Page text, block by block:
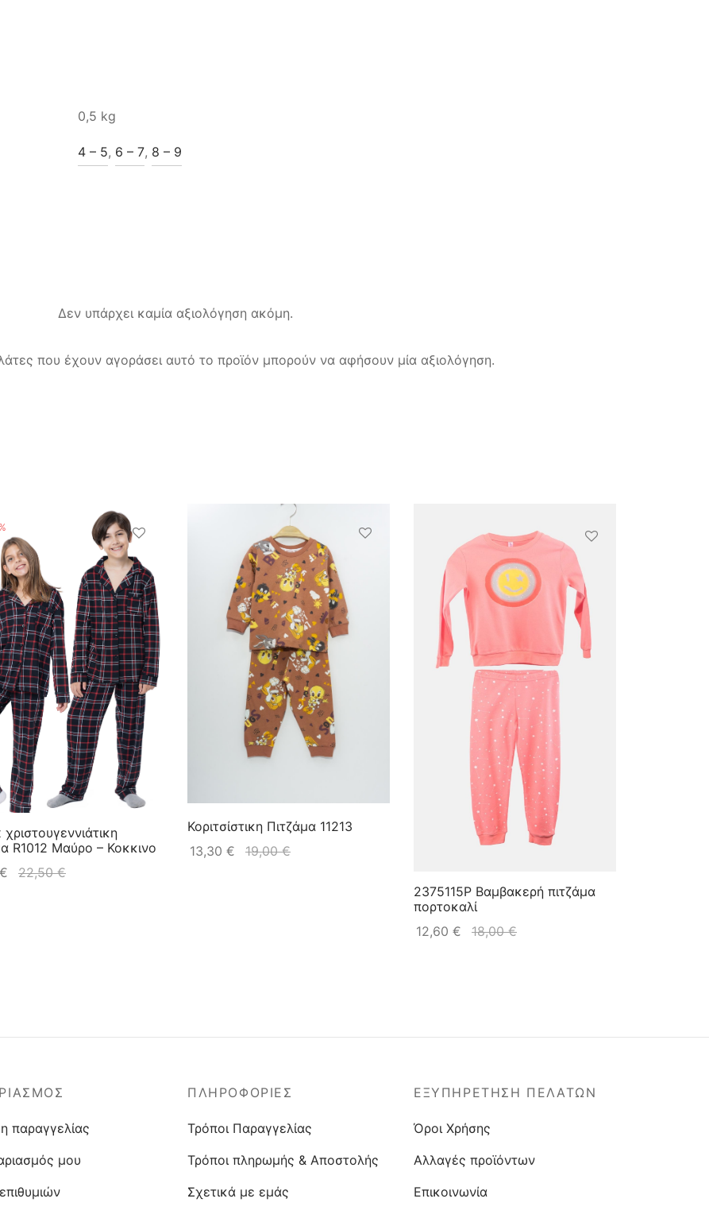
0,5 kg
4 – 5, 6 – 7, 8 – 9
Δεν υπάρχει καμία αξιολόγηση ακόμη.
που έχουν αγοράσει αυτό το προϊόν μπορούν να αφήσουν μία αξιολόγηση.
%
R1012 Μαύρο – Κοκκινο
€ 22,50€
Κοριτσίστικη Πιτζάμα 11213
13,30 € 19,00€
2375115P Βαμβακερή πιτζάμα
πορτοκαλί
12,60 € 18,00€
παραγγελίας
μου
ΠΛΗΡΟΦΟΡΙΕΣ
Τρόποι Παραγγελίας
Τρόποι πληρωμής & Αποστολής
Σχετικά με εμάς
ΕΞΥΠΗΡΕΤΗΣΗ ΠΕΛΑΤΩΝ
Όροι Χρήσης
Αλλαγές προϊόντων
Επικοινωνία